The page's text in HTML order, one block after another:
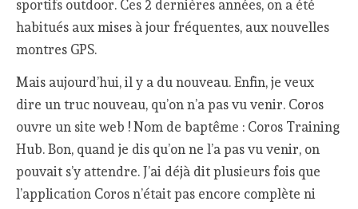
sportifs outdoor. Ces 2 dernières années, on a été
habitués aux mises à jour fréquentes, aux nouvelles
montres GPS.
Mais aujourd’hui, il y a du nouveau. Enfin, je veux
dire un truc nouveau, qu’on n’a pas vu venir. Coros
ouvre un site web ! Nom de baptême : Coros Training
Hub. Bon, quand je dis qu’on ne l’a pas vu venir, on
pouvait s’y attendre. J’ai déjà dit plusieurs fois que
l’application Coros n’était pas encore complète ni